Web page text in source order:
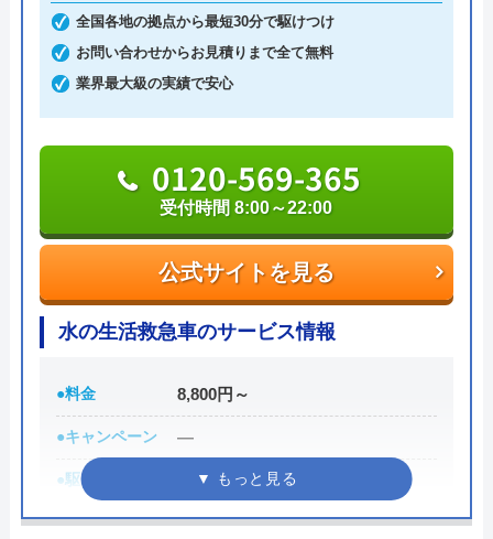
もらったところ、「原因不明」の一点張り。
後日、本格的に調査をしないと、何も分から
ないと言われました。 また、1週間後ならば
なんとか調査予約が取れるが、調査費で5万
円かかるとのこと。畳みかけるように、水道
引き直しをした場合は100万円以上かかると
言われました。その間も水漏れしている音が
しており、焦らされました。 出来るだけ早
く修理したかったので、近所の水道設備会社
に訊いてみたところ、当日中に掘り起こして
くれ、2時間ほどで修理してもらえました。
ているように、近所の水道屋さんが良いとい
う意味がよくわかりました。法外な値段を言
われる心配はなかったですし、言い値で費用
が大きく変わる修理費などは、よく検討する
べきでした。大変、勉強になりました。 ※
での簡単な相談から始まるので、気軽に問い合わせ
しやすく、無料見積もり後もしつこい勧誘はありま
せん。施工する職人は少なくとも10年以上の経験と
公式サイトを見る
0120-07-1280
受付時間 8:00～19:00
ミズノ住設の基本情報
運営会社 ミズノ住設
代表者 水野浩幸
創業・設立
所在地
〒962-0043
全国各地の拠点から最短30分で駆けつけ
お問い合わせからお見積りまで全て無料
業界最大級の実績で安心
公式サイトを見る
0120-569-365
受付時間 8:00～22:00
水の生活救急車のサービス情報
●料金 8,800円～
●キャンペーン ―
●駆けつけ時間 最短30分
●受付時間 8:00-22:00